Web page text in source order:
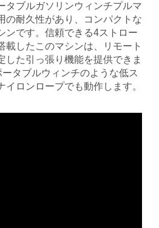
タブルガソリンウィンチプルマ
の耐久性があり、コンパクトな
ンです。信頼できる4ストロー
載したこのマシンは、リモート
した引っ張り機能を提供できま
タブルウィンチのような低ス
イロンロープでも動作します。